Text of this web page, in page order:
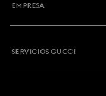
EMPRESA
SERVICIOS GUCCI